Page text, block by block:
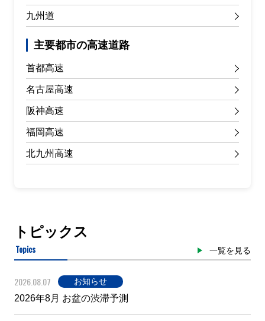
九州道
主要都市の高速道路
首都高速
名古屋高速
阪神高速
福岡高速
北九州高速
トピックス
Topics 一覧を見る
2026.08.07 お知らせ
2026年8月 お盆の渋滞予測